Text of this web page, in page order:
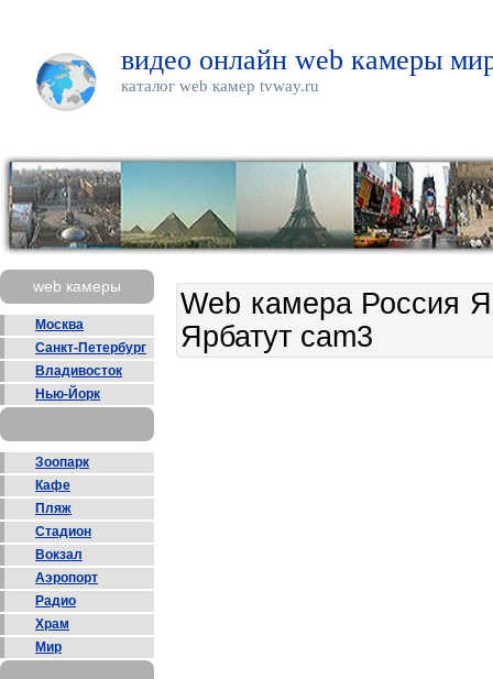
видео онлайн web камеры
каталог web камер tvway.ru
web камеры
Москва
Санкт-Петербург
Владивосток
Нью-Йорк
Зоопарк
Кафе
Пляж
Стадион
Вокзал
Аэропорт
Радио
Храм
Мир
Web камера Россия
Ярбатут cam3